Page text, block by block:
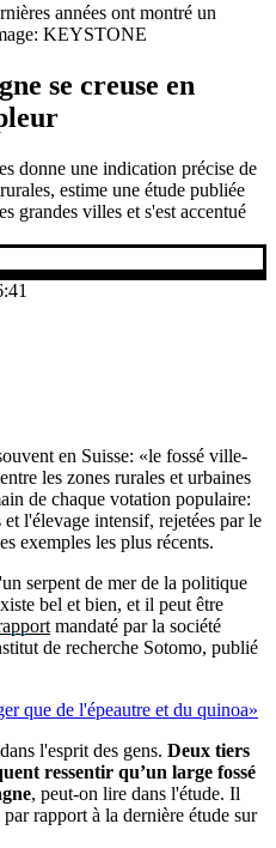
années ont montré un
KEYSTONE
se creuse en
donne une indication précise de
estime une étude publiée
grandes villes et s'est accentué
en Suisse: «le fossé ville-
les zones rurales et urbaines
de chaque votation populaire:
l'élevage intensif, rejetées par le
exemples les plus récents.
serpent de mer de la politique
bel et bien, et il peut être
mandaté par la société
de recherche Sotomo, publié
que de l'épeautre et du quinoa»
l'esprit des gens. Deux tiers
ressentir qu’un large fossé
, peut-on lire dans l'étude. Il
rapport à la dernière étude sur